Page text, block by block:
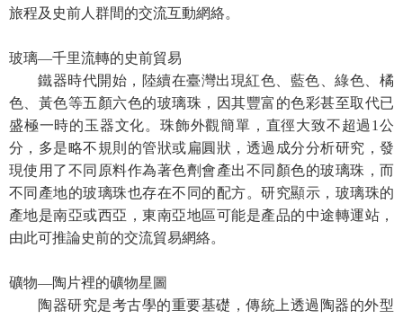
站
料
放
宣
告
隱
私
權
保
政
旅程及史前人群間的交流互動網絡。
玻璃—千里流轉的史前貿易
鐵器時代開始，陸續在臺灣出現紅色、藍色、綠色、橘
色、黃色等五顏六色的玻璃珠，因其豐富的色彩甚至取代已
盛極一時的玉器文化。珠飾外觀簡單，直徑大致不超過1公
分，多是略不規則的管狀或扁圓狀，透過成分分析研究，發
現使用了不同原料作為著色劑會產出不同顏色的玻璃珠，而
不同產地的玻璃珠也存在不同的配方。研究顯示，玻璃珠的
產地是南亞或西亞，東南亞地區可能是產品的中途轉運站，
由此可推論史前的交流貿易網絡。
礦物—陶片裡的礦物星圖
陶器研究是考古學的重要基礎，傳統上透過陶器的外型